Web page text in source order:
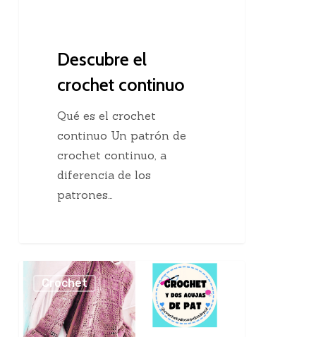
Descubre el
crochet continuo
Qué es el crochet
continuo Un patrón de
crochet continuo, a
diferencia de los
patrones…
Crochet
con
Cuadros
Crochet